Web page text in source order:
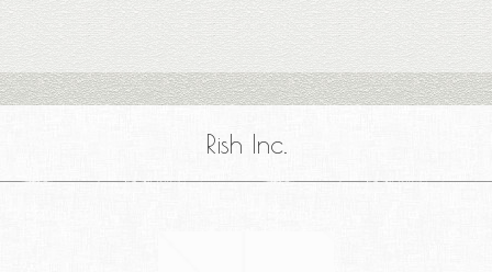
Rish Inc.